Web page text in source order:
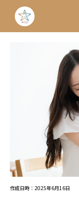
作成日時：2025年6月16日